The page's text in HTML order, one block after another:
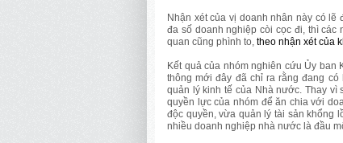
Nhận xét của vị doanh nhân này có
đa số doanh nghiệp còi cọc đi, thì
quan cũng phình to, theo nhận xét của
Kết quả của nhóm nghiên cứu Ủy
thông mới đây đã chỉ ra rằng đang
quản lý kinh tế của Nhà nước. Thay
quyền lực của nhóm để ăn chia với
độc quyền, vừa quản lý tài sản khổng
nhiều doanh nghiệp nhà nước là đầu